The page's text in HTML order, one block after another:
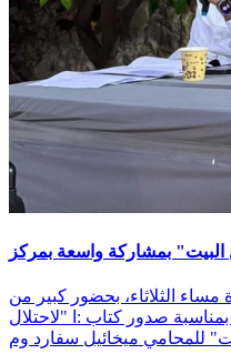
الثلاثاء، بحضور كبير من
صدور كتاب :ا "لاحتلال
للمحامي ميخائيل سفارد وم